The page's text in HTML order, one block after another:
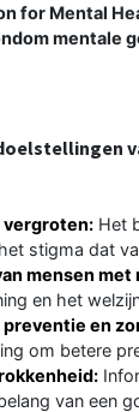
for Mental
mentale
vergroten: Het
stigma dat
mensen
en het
en
om betere
van een